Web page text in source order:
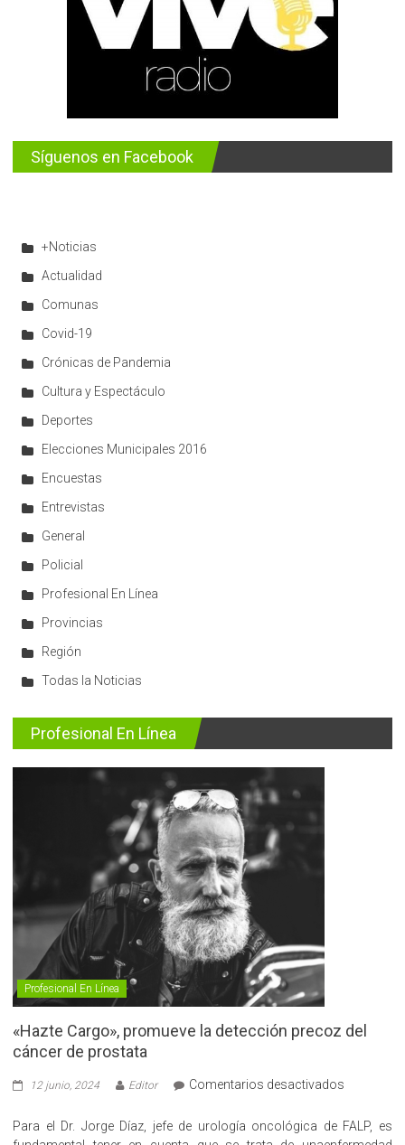
Síguenos en Facebook
+Noticias
Actualidad
Comunas
Covid-19
Crónicas de Pandemia
Cultura y Espectáculo
Deportes
Elecciones Municipales 2016
Encuestas
Entrevistas
General
Policial
Profesional En Línea
Provincias
Región
Todas la Noticias
Profesional En Línea
Profesional En Línea
«Hazte Cargo», promueve la detección precoz del
cáncer de prostata
12 junio, 2024 Editor Comentarios desactivados
Cargo»,
promueve
Para el Dr. Jorge Díaz, jefe de urología oncológica de FALP, es